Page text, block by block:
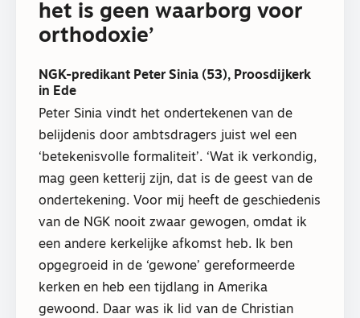
het is geen waarborg voor
orthodoxie’
NGK-predikant Peter Sinia (53), Proosdijkerk
in Ede
Peter Sinia vindt het ondertekenen van de
belijdenis door ambtsdragers juist wel een
‘betekenisvolle formaliteit’. ‘Wat ik verkondig,
mag geen ketterij zijn, dat is de geest van de
ondertekening. Voor mij heeft de geschiedenis
van de NGK nooit zwaar gewogen, omdat ik
een andere kerkelijke afkomst heb. Ik ben
opgegroeid in de ‘gewone’ gereformeerde
kerken en heb een tijdlang in Amerika
gewoond. Daar was ik lid van de Christian